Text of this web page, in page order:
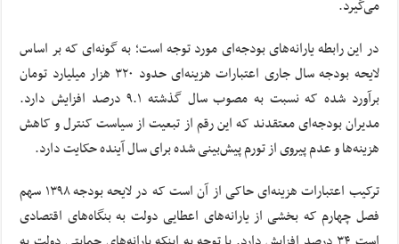
می‌گیرد.
در این رابطه یارانه‌های بودجه‌ای مورد توجه است؛ به گونه‌ای که بر اساس
لایحه بودجه سال جاری اعتبارات هزینه‌ای حدود ۳۲۰ هزار میلیارد تومان
برآورد شده که نسبت به مصوب سال گذشته ۹.۱ درصد افزایش دارد.
مدیران بودجه‌ای معتقدند که این رقم از تبعیت از سیاست کنترل و کاهش
هزینه‌ها و عدم پیروی از تورم پیش‌بینی شده برای سال آینده حکایت دارد.
ترکیب اعتبارات هزینه‌ای حاکی از آن است که در لایحه بودجه ۱۳۹۸ سهم
فصل چهارم که بخشی از یارانه‌های اعطایی دولت به بنگاه‌های اقتصادی